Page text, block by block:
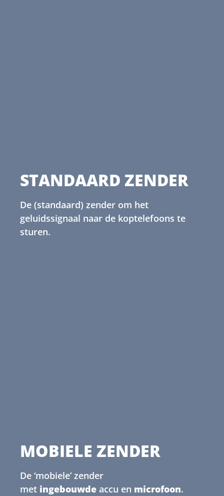
STANDAARD ZENDER
De (standaard) zender om het
geluidssignaal naar de koptelefoons te
sturen.
MOBIELE ZENDER
De ‘mobiele’ zender
met ingebouwde accu en microfoon.